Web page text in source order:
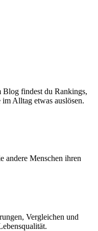
Blog findest du Rankings,
Alltag etwas auslösen.
andere Menschen ihren
Vergleichen und